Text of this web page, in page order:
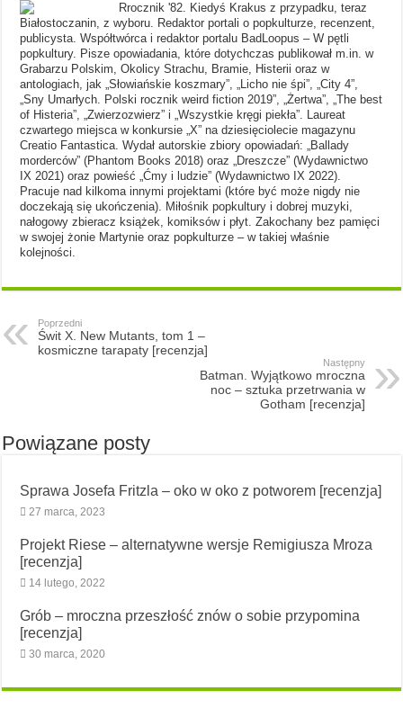
Rrocznik '82. Kiedyś Krakus z przypadku, teraz
Białostoczanin, z wyboru. Redaktor portali o popkulturze, recenzent,
publicysta. Współtwórca i redaktor portalu BadLoopus – W pętli
popkultury. Pisze opowiadania, które dotychczas publikował m.in. w
Grabarzu Polskim, Okolicy Strachu, Bramie, Histerii oraz w
antologiach, jak „Słowiańskie koszmary”, „Licho nie śpi”, „City 4”,
„Sny Umarłych. Polski rocznik weird fiction 2019”, „Żertwa”, „The best
of Histeria”, „Zwierzozwierz” i „Wszystkie kręgi piekła”. Laureat
czwartego miejsca w konkursie „X” na dziesięciolecie magazynu
Creatio Fantastica. Wydał autorskie zbiory opowiadań: „Ballady
morderców” (Phantom Books 2018) oraz „Dreszcze” (Wydawnictwo
IX 2021) oraz powieść „Ćmy i ludzie” (Wydawnictwo IX 2022).
Pracuje nad kilkoma innymi projektami (które być może nigdy nie
doczekają się ukończenia). Miłośnik popkultury i dobrej muzyki,
nałogowy zbieracz książek, komiksów i płyt. Zakochany bez pamięci
w swojej żonie Martynie oraz popkulturze – w takiej właśnie
kolejności.
Poprzedni
Świt X. New Mutants, tom 1 –
kosmiczne tarapaty [recenzja]
Następny
Batman. Wyjątkowo mroczna
noc – sztuka przetrwania w
Gotham [recenzja]
Powiązane posty
Sprawa Josefa Fritzla – oko w oko z potworem [recenzja]
27 marca, 2023
Projekt Riese – alternatywne wersje Remigiusza Mroza
[recenzja]
14 lutego, 2022
Grób – mroczna przeszłość znów o sobie przypomina
[recenzja]
30 marca, 2020